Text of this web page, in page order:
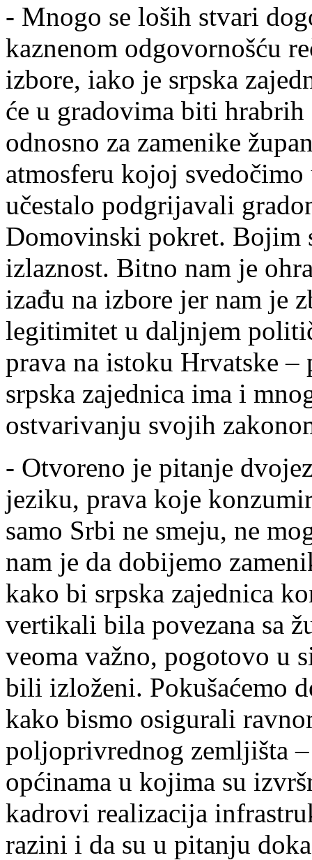
- Mnogo se loših stvari
kaznenom odgovornošću
izbore, iako je srpska
će u gradovima biti
odnosno za zamenike
atmosferu kojoj
učestalo podgrijavali
Domovinski pokret. Bojim
izlaznost. Bitno nam je
izađu na izbore jer nam je
legitimitet u daljnjem
prava na istoku Hrvatske –
srpska zajednica ima i
ostvarivanju svojih
- Otvoreno je pitanje
jeziku, prava koje
samo Srbi ne smeju, ne
nam je da dobijemo
kako bi srpska zajednica
vertikali bila povezana sa
veoma važno, pogotovo u
bili izloženi. Pokušaćemo
kako bismo osigurali
poljoprivrednog zemljišta
općinama u kojima su
kadrovi realizacija
razini i da su u pitanju